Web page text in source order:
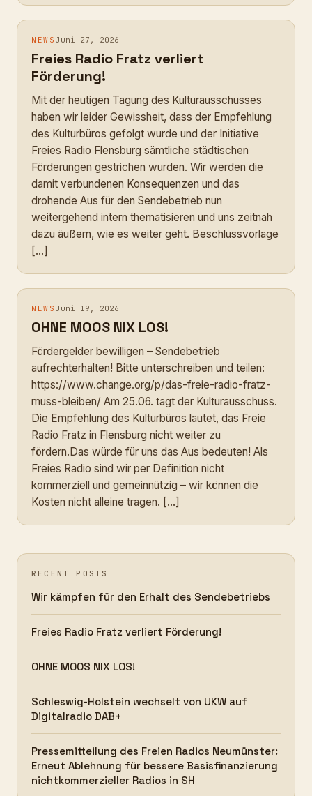
NEWS Juni 27, 2026
Freies Radio Fratz verliert
Förderung!
Mit der heutigen Tagung des Kulturausschusses
haben wir leider Gewissheit, dass der Empfehlung
des Kulturbüros gefolgt wurde und der Initiative
Freies Radio Flensburg sämtliche städtischen
Förderungen gestrichen wurden. Wir werden die
damit verbundenen Konsequenzen und das
drohende Aus für den Sendebetrieb nun
weitergehend intern thematisieren und uns zeitnah
dazu äußern, wie es weiter geht. Beschlussvorlage
[…]
NEWS Juni 19, 2026
OHNE MOOS NIX LOS!
Fördergelder bewilligen – Sendebetrieb
aufrechterhalten! Bitte unterschreiben und teilen:
https://www.change.org/p/das-freie-radio-fratz-
muss-bleiben/ Am 25.06. tagt der Kulturausschuss.
Die Empfehlung des Kulturbüros lautet, das Freie
Radio Fratz in Flensburg nicht weiter zu
fördern.Das würde für uns das Aus bedeuten! Als
Freies Radio sind wir per Definition nicht
kommerziell und gemeinnützig – wir können die
Kosten nicht alleine tragen. […]
RECENT POSTS
Wir kämpfen für den Erhalt des Sendebetriebs
Freies Radio Fratz verliert Förderung!
OHNE MOOS NIX LOS!
Schleswig-Holstein wechselt von UKW auf
Digitalradio DAB+
Pressemitteilung des Freien Radios Neumünster:
Erneut Ablehnung für bessere Basisfinanzierung
nichtkommerzieller Radios in SH